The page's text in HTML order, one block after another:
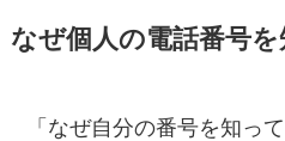
なぜ個人の電話番号
「なぜ自分の番号を知っ